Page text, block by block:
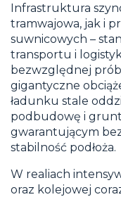
Infrastruktura
tramwajowa, jak i
suwnicowych –
transportu i
bezwzględnej
gigantyczne
ładunku stale
podbudowę i
gwarantującym
stabilność podłoża.
W realiach
oraz kolejowej